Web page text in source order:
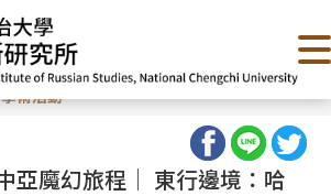
學術活動
亞魔幻旅程│ 東行邊境：哈